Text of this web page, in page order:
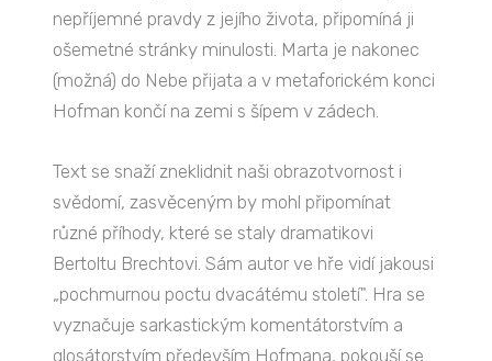
nepříjemné pravdy z jejího života, připomíná ji
ošemetné stránky minulosti. Marta je nakonec
(možná) do Nebe přijata a v metaforickém konci
Hofman končí na zemi s šípem v zádech.
Text se snaží zneklidnit naši obrazotvornost i
svědomí, zasvěceným by mohl připomínat
různé příhody, které se staly dramatikovi
Bertoltu Brechtovi. Sám autor ve hře vidí jakousi
„pochmurnou poctu dvacátému století". Hra se
vyznačuje sarkastickým komentátorstvím a
glosátorstvím především Hofmana, pokouší se